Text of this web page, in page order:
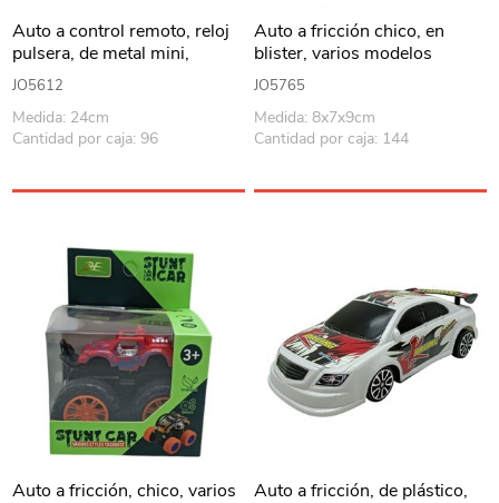
Auto a control remoto, reloj
pulsera, de metal mini,
recargable y 1AAA, en caja
JO5612
Medida: 24cm
Cantidad por caja: 96
Auto a fricción chico, en
blister, varios modelos
JO5765
Medida: 8x7x9cm
Cantidad por caja: 144
Auto a fricción, chico, varios
Auto a fricción, de plástico,